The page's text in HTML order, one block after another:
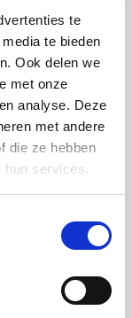
te
te bieden
Ook delen we
met onze
analyse. Deze
met andere
die ze hebben
hun services.
Interhome
Lufthansa